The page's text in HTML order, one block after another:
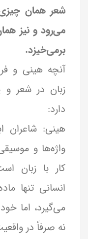
شعر همان
می‌رود و نیز
برمی‌خیزد.
آنچه هینی و
زبان در شعر و
دارد:
هینی: شاعران
واژه‌ها و
کار با زبان
انسانی تنها
می‌گیرد، اما
نه صرفاً در